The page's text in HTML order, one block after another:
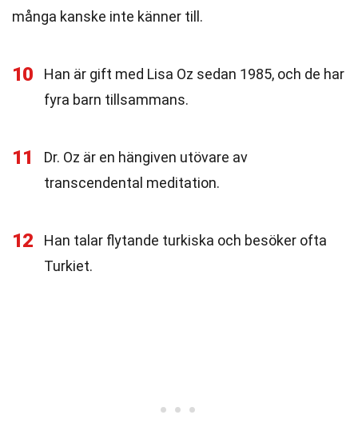
många kanske inte känner till.
10
Han är gift med Lisa Oz sedan 1985, och de har
fyra barn tillsammans.
11
Dr. Oz är en hängiven utövare av
transcendental meditation.
12
Han talar flytande turkiska och besöker ofta
Turkiet.